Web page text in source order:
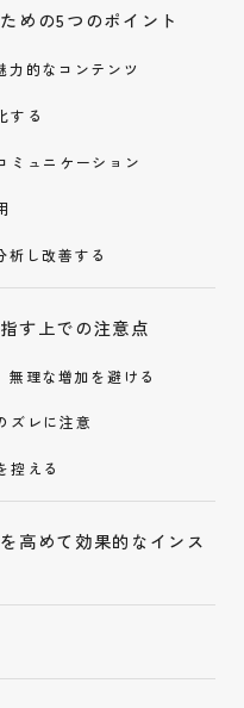
めの5つのポイント
的なコンテンツ
する
ミュニケーション
し改善する
す上での注意点
理な増加を避ける
ズレに注意
控える
高めて効果的なインス